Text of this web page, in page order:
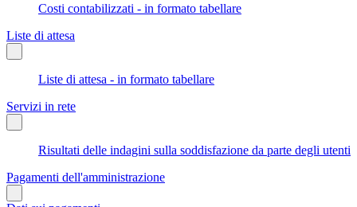
Costi contabilizzati - in formato tabellare
Liste di attesa
Liste di attesa - in formato tabellare
Servizi in rete
Risultati delle indagini sulla soddisfazione da parte degli utenti
Pagamenti dell'amministrazione